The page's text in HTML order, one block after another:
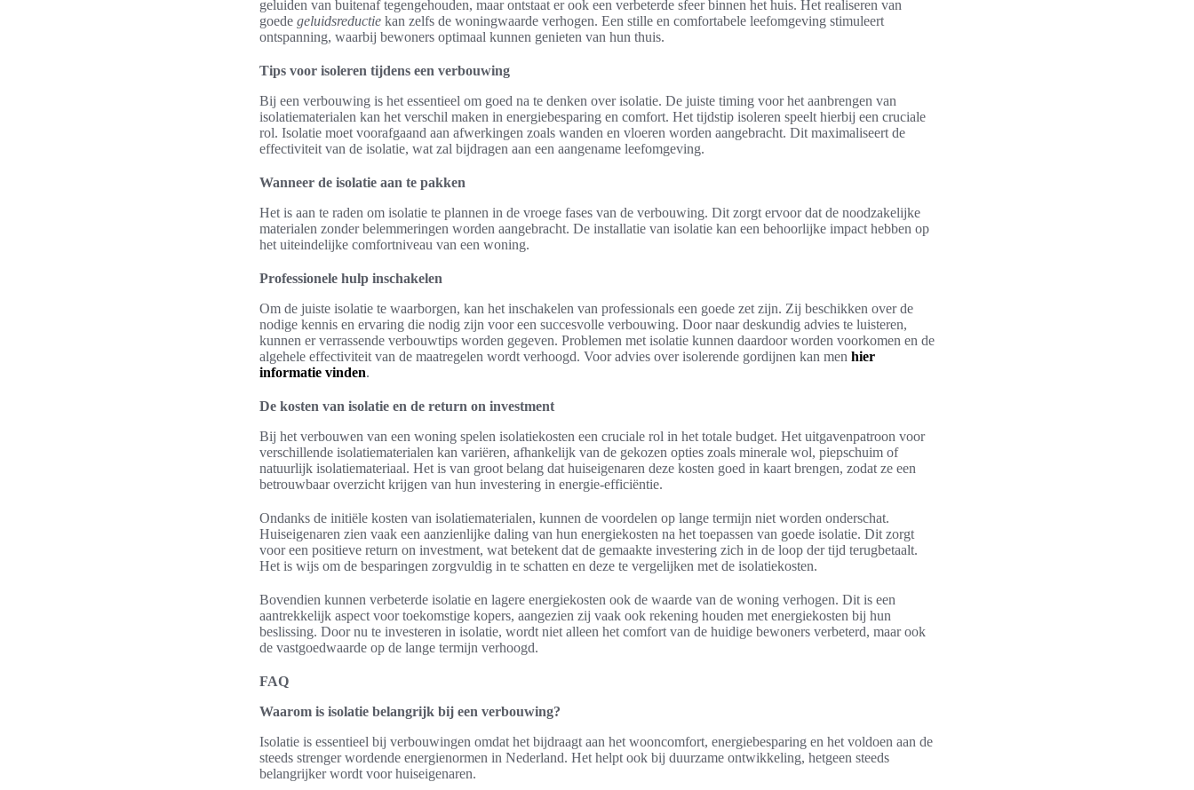
geluiden van buitenaf tegengehouden, maar ontstaat er ook een verbeterde sfeer binnen het huis. Het realiseren van
goede geluidsreductie kan zelfs de woningwaarde verhogen. Een stille en comfortabele leefomgeving stimuleert
ontspanning, waarbij bewoners optimaal kunnen genieten van hun thuis.
Tips voor isoleren tijdens een verbouwing
Bij een verbouwing is het essentieel om goed na te denken over isolatie. De juiste timing voor het aanbrengen van
isolatiematerialen kan het verschil maken in energiebesparing en comfort. Het tijdstip isoleren speelt hierbij een cruciale
rol. Isolatie moet voorafgaand aan afwerkingen zoals wanden en vloeren worden aangebracht. Dit maximaliseert de
effectiviteit van de isolatie, wat zal bijdragen aan een aangename leefomgeving.
Wanneer de isolatie aan te pakken
Het is aan te raden om isolatie te plannen in de vroege fases van de verbouwing. Dit zorgt ervoor dat de noodzakelijke
materialen zonder belemmeringen worden aangebracht. De installatie van isolatie kan een behoorlijke impact hebben op
het uiteindelijke comfortniveau van een woning.
Professionele hulp inschakelen
Om de juiste isolatie te waarborgen, kan het inschakelen van professionals een goede zet zijn. Zij beschikken over de
nodige kennis en ervaring die nodig zijn voor een succesvolle verbouwing. Door naar deskundig advies te luisteren,
kunnen er verrassende verbouwtips worden gegeven. Problemen met isolatie kunnen daardoor worden voorkomen en de
algehele effectiviteit van de maatregelen wordt verhoogd. Voor advies over isolerende gordijnen kan men hier
informatie vinden.
De kosten van isolatie en de return on investment
Bij het verbouwen van een woning spelen isolatiekosten een cruciale rol in het totale budget. Het uitgavenpatroon voor
verschillende isolatiematerialen kan variëren, afhankelijk van de gekozen opties zoals minerale wol, piepschuim of
natuurlijk isolatiemateriaal. Het is van groot belang dat huiseigenaren deze kosten goed in kaart brengen, zodat ze een
betrouwbaar overzicht krijgen van hun investering in energie-efficiëntie.
Ondanks de initiële kosten van isolatiematerialen, kunnen de voordelen op lange termijn niet worden onderschat.
Huiseigenaren zien vaak een aanzienlijke daling van hun energiekosten na het toepassen van goede isolatie. Dit zorgt
voor een positieve return on investment, wat betekent dat de gemaakte investering zich in de loop der tijd terugbetaalt.
Het is wijs om de besparingen zorgvuldig in te schatten en deze te vergelijken met de isolatiekosten.
Bovendien kunnen verbeterde isolatie en lagere energiekosten ook de waarde van de woning verhogen. Dit is een
aantrekkelijk aspect voor toekomstige kopers, aangezien zij vaak ook rekening houden met energiekosten bij hun
beslissing. Door nu te investeren in isolatie, wordt niet alleen het comfort van de huidige bewoners verbeterd, maar ook
de vastgoedwaarde op de lange termijn verhoogd.
FAQ
Waarom is isolatie belangrijk bij een verbouwing?
Isolatie is essentieel bij verbouwingen omdat het bijdraagt aan het wooncomfort, energiebesparing en het voldoen aan de
steeds strenger wordende energienormen in Nederland. Het helpt ook bij duurzame ontwikkeling, hetgeen steeds
belangrijker wordt voor huiseigenaren.